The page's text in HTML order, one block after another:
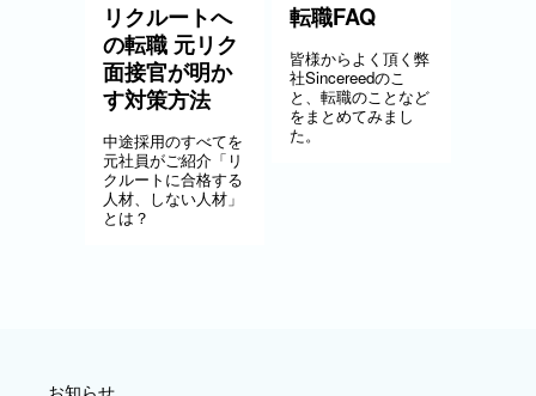
リクルートへ
の転職 元リク
面接官が明か
す対策方法
中途採用のすべてを
元社員がご紹介「リ
クルートに合格する
人材、しない人材」
とは？
転職FAQ
皆様からよく頂く弊
社Sincereedのこ
と、転職のことなど
をまとめてみまし
た。
お知らせ